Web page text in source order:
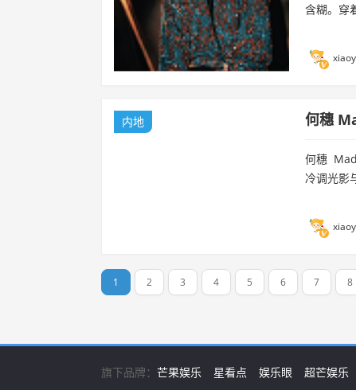
含糊。穿
内地 何
何穗
冷调光影
1 2 3 4 5 6 7 8
旗下品牌： 芒果娱乐 星看点 娱乐眼 超芒娱乐